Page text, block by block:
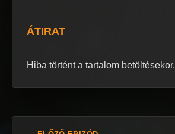
ÁTIRAT
Hiba történt a tartalom betöltésekor.